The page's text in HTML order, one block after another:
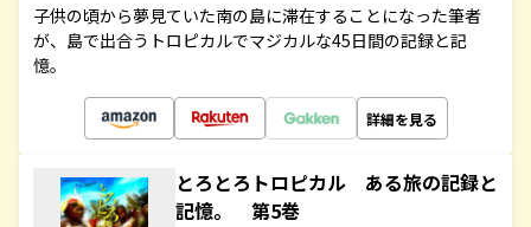
子供の頃から夢見ていた南の島に滞在することになった筆者
が、島で出合うトロピカルでマジカルな45日間の記録と記
憶。
詳細を見る
とろとろトロピカル ある旅の記録と
記憶。 第5巻